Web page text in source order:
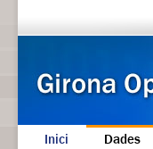
Inici Dades